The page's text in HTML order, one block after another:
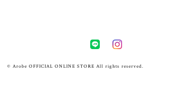
© Arobe OFFICIAL ONLINE STORE All rights reserved.